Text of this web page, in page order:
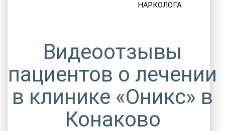
НАРКОЛОГА
Видеоотзывы
пациентов о лечении
в клинике «Оникс» в
Конаково